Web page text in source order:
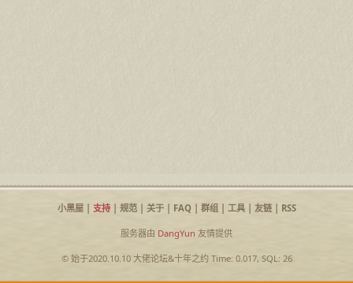
小黑屋| 支持| 规范| 关于| FAQ| 群组| 工具| 友链| RSS
服务器由 DangYun 友情提供
© 始于2020.10.10 大佬论坛&十年之约Time: 0.017, SQL: 26